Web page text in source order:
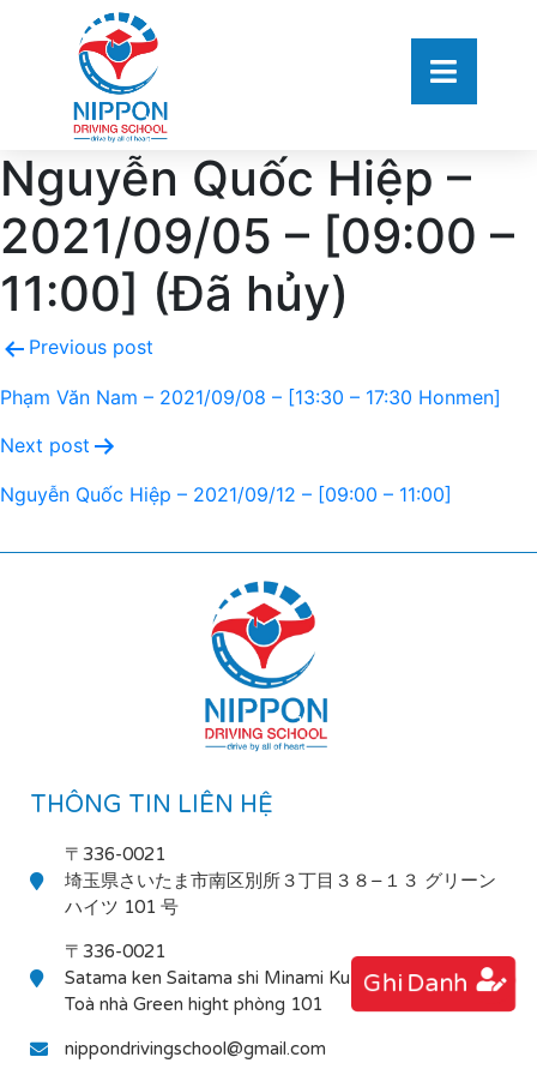
Nguyễn Quốc Hiệp –
2021/09/05 – [09:00 –
11:00] (Đã hủy)
Previous post
Phạm Văn Nam – 2021/09/08 – [13:30 – 17:30 Honmen]
Next post
Nguyễn Quốc Hiệp – 2021/09/12 – [09:00 – 11:00]
Ghi Danh
THÔNG TIN LIÊN HỆ
〒336-0021
埼玉県さいたま市南区別所３丁目３８−１３ グリーン
ハイツ 101 号
〒336-0021
Satama ken Saitama shi Minami Ku Bessho 3-38-13
Toà nhà Green hight phòng 101
nippondrivingschool@gmail.com